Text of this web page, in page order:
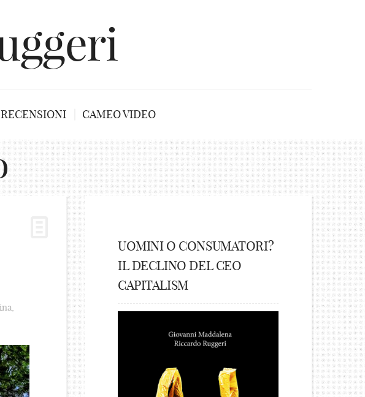
RECENSIONI CAMEO VIDEO
,
UOMINI O CONSUMATORI?
IL DECLINO DEL CEO
CAPITALISM